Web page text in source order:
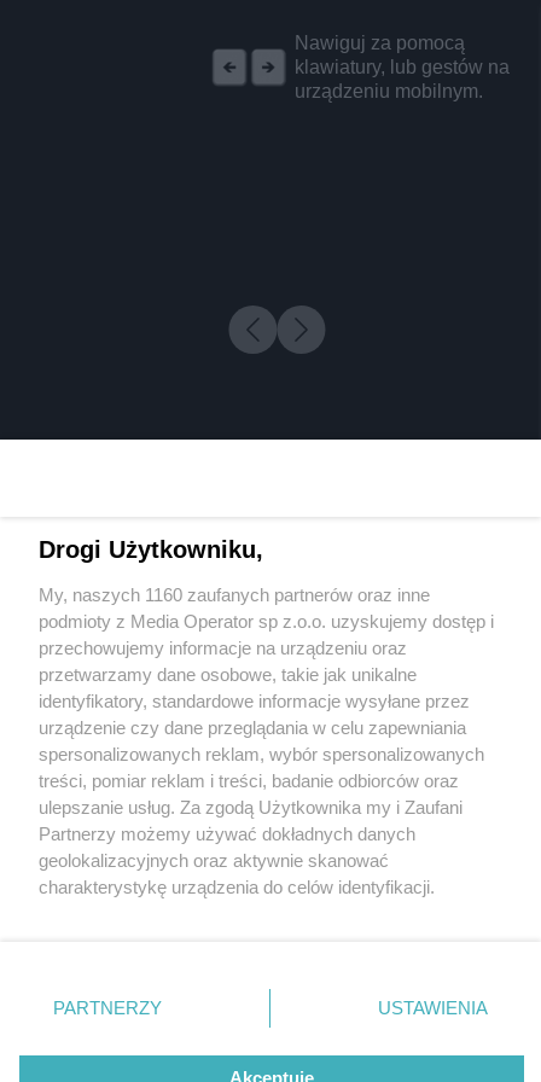
Nawiguj za pomocą
klawiatury, lub gestów na
urządzeniu mobilnym.
4 / 0
Wydawca mediów lokalnych
Nie zapomnij
zapoznać się z:
polityką prywatności regulamin korzystania z portali
Twojemiasto
Piekary Śląskie
Chorzów
Tarnowskie Góry
Gliwice
Skontakuj sięz nami
Kontakt
Wydawca
Redakcja
Drogi Użytkowniku,
My, naszych 1160 zaufanych partnerów oraz inne
podmioty z Media Operator sp z.o.o. uzyskujemy dostęp i
przechowujemy informacje na urządzeniu oraz
przetwarzamy dane osobowe, takie jak unikalne
identyfikatory, standardowe informacje wysyłane przez
urządzenie czy dane przeglądania w celu zapewniania
spersonalizowanych reklam, wybór spersonalizowanych
treści, pomiar reklam i treści, badanie odbiorców oraz
ulepszanie usług. Za zgodą Użytkownika my i Zaufani
Partnerzy możemy używać dokładnych danych
geolokalizacyjnych oraz aktywnie skanować
charakterystykę urządzenia do celów identyfikacji.
zmienić/wycofać klikając przycisk ustawień prywatności
znajdujący się w lewym dolnym rogu strony
rodzaje przetwarzania danych nie wymagają zgody
użytkownika, ale masz prawo sprzeciwić się takiemu
PARTNERZY USTAWIENIA
Akceptuję